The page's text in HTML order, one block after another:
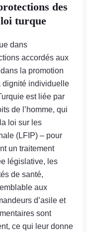
des
turque
dans
accordés aux
la promotion
dignité individuelle
est liée par
de l’homme, qui
loi sur les
(LFIP) – pour
un traitement
législative, les
de santé,
aux
d’asile et
sont
ce qui leur donne